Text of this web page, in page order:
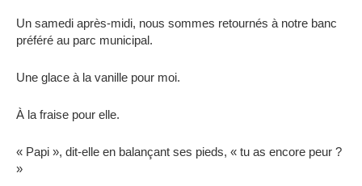
Un samedi après-midi, nous sommes retournés à notre banc
préféré au parc municipal.
Une glace à la vanille pour moi.
À la fraise pour elle.
« Papi », dit-elle en balançant ses pieds, « tu as encore peur ?
»